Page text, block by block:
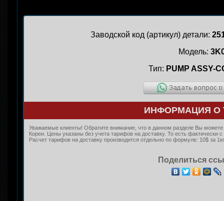
Заводской код (артикул) детали:
Модель:
Тип: PUMP ASSY-
ИНФОРМАЦИЯ О
Уважаемые клиенты! Обратите внимание, что в данном разделе Вы можете
Кореи. Цены указаны без учета тарифов на доставку. То есть
Расчет тарифов на доставку производится отдельно по формуле: 10$ за
Поделиться